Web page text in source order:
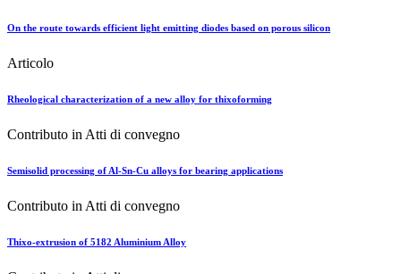
On the route towards efficient light emitting diodes based on porous silicon
Articolo
Rheological characterization of a new alloy for thixoforming
Contributo in Atti di convegno
Semisolid processing of Al-Sn-Cu alloys for bearing applications
Contributo in Atti di convegno
Thixo-extrusion of 5182 Aluminium Alloy